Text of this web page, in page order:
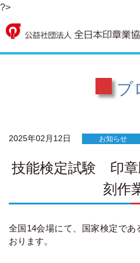
?>
ブ
2025年02月12日 お知らせ
技能検定試験 印章
刻作
全国14会場にて、国家検定であ
おります。